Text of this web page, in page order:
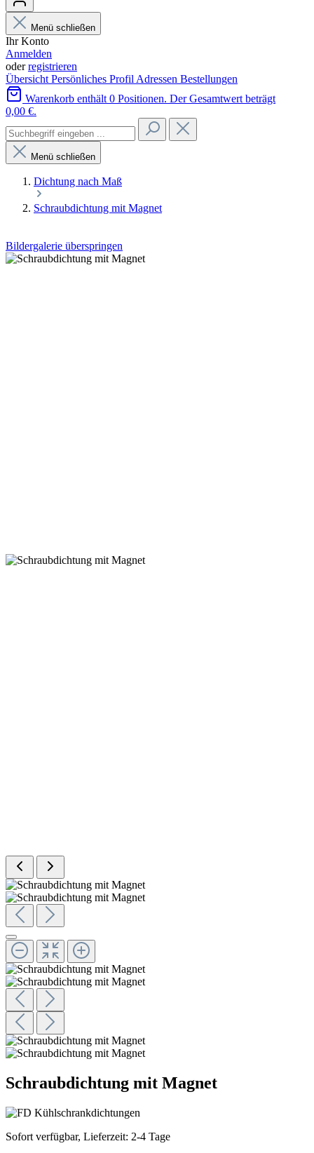
Menü schließen
Ihr Konto
Anmelden
oderregistrieren
Übersicht Persönliches Profil Adressen Bestellungen
Warenkorb enthält 0 Positionen. Der Gesamtwert beträgt
0,00 €.
Menü schließen
Dichtung nach Maß
Schraubdichtung mit Magnet
Bildergalerie überspringen
Schraubdichtung mit Magnet
Sofort verfügbar, Lieferzeit: 2-4 Tage